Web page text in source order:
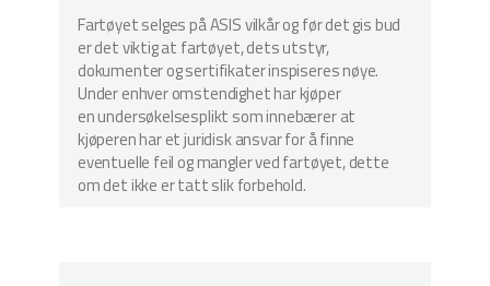
Fartøyet selges på ASIS vilkår og før det gis bud
er det viktig at fartøyet, dets utstyr,
dokumenter og sertifikater inspiseres nøye.
Under enhver omstendighet har kjøper
en undersøkelsesplikt som innebærer at
kjøperen har et juridisk ansvar for å finne
eventuelle feil og mangler ved fartøyet, dette
om det ikke er tatt slik forbehold.